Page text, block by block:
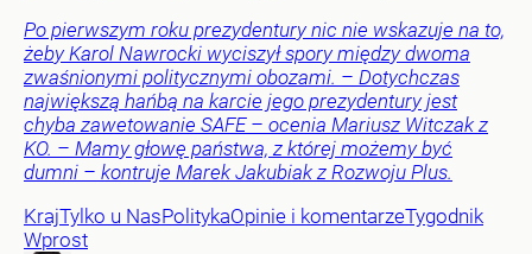
Po pierwszym roku prezydentury nic nie wskazuje na to,
żeby Karol Nawrocki wyciszył spory między dwoma
zwaśnionymi politycznymi obozami. – Dotychczas
największą hańbą na karcie jego prezydentury jest
chyba zawetowanie SAFE – ocenia Mariusz Witczak z
KO. – Mamy głowę państwa, z której możemy być
dumni – kontruje Marek Jakubiak z Rozwoju Plus.
KrajTylko u NasPolitykaOpinie i komentarzeTygodnik
Wprost